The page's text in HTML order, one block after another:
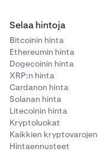
Selaa hintoja
Bitcoinin hinta
Ethereumin hinta
Dogecoinin hinta
XRP:n hinta
Cardanon hinta
Solanan hinta
Litecoinin hinta
Kryptoluokat
Kaikkien
Hintaennusteet